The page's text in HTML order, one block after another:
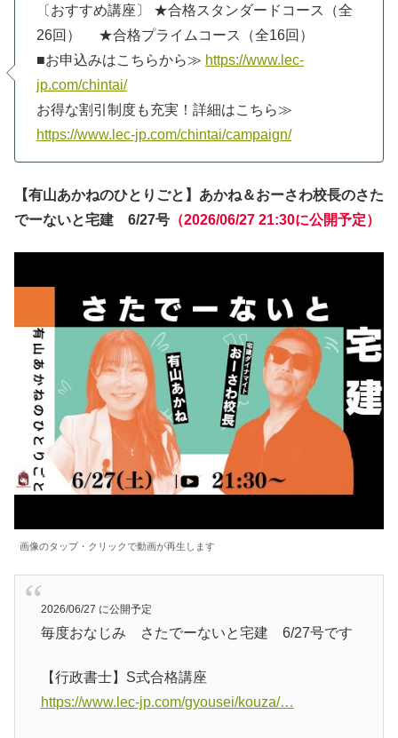
〔おすすめ講座〕 ★合格スタンダードコース（全
26回） ★合格プライムコース（全16回）
■お申込みはこちらから≫ https://www.lec-
jp.com/chintai/
お得な割引制度も充実！詳細はこちら≫
https://www.lec-jp.com/chintai/campaign/
【有山あかねのひとりごと 】あかね＆おーさわ校長のさた
でーないと宅建 6/27号 （2026/06/27 21:30に公開予定）
画像のタップ・クリックで動画が再生します
2026/06/27 に公開予定
毎度おなじみ さたでーないと宅建 6/27号です
【行政書士】S式合格講座
https://www.lec-jp.com/gyousei/kouza/…